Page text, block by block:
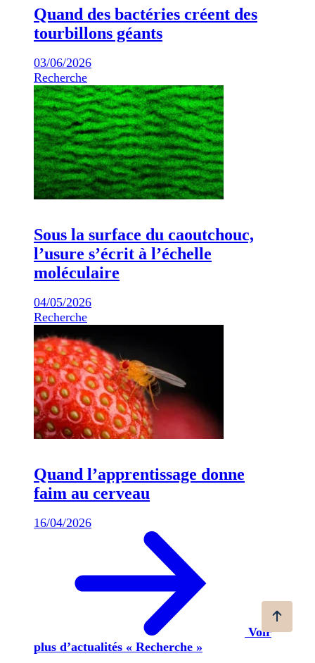
Quand des bactéries créent des
tourbillons géants
03/06/2026
Recherche
Sous la surface du caoutchouc,
l’usure s’écrit à l’échelle
moléculaire
04/05/2026
Recherche
Quand l’apprentissage donne
faim au cerveau
16/04/2026
Voir
plus d’actualités « Recherche »